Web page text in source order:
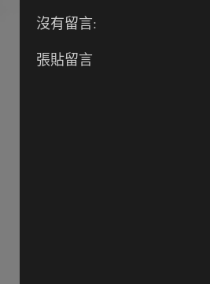
沒有留言:
張貼留言